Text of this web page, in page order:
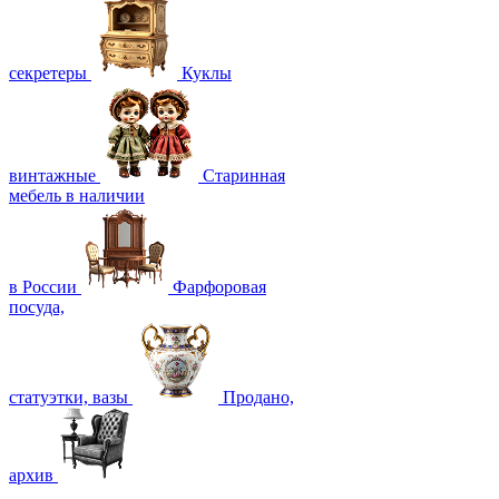
секретеры Куклы
винтажные
Старинная
мебель в наличии
в России
Фарфоровая
посуда,
статуэтки, вазы Продано,
архив